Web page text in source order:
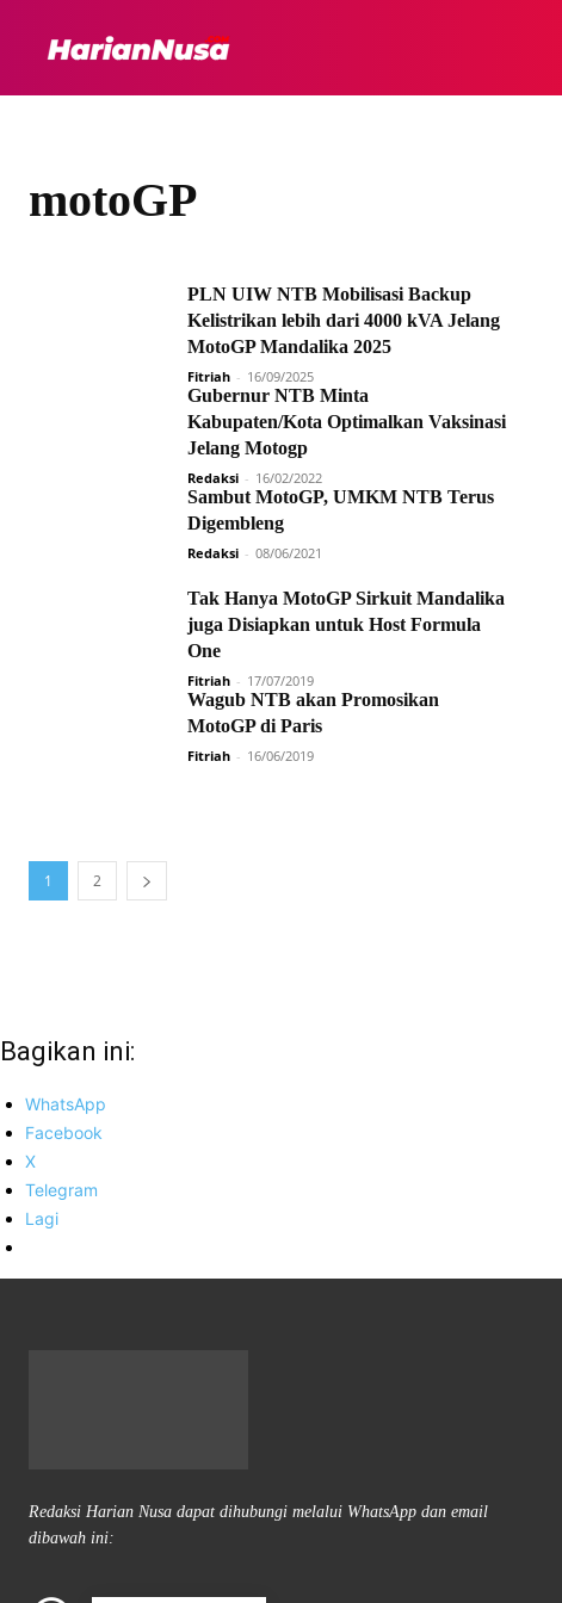
motoGP
PLN UIW NTB Mobilisasi Backup
Kelistrikan lebih dari 4000 kVA Jelang
MotoGP Mandalika 2025
Fitriah - 16/09/2025
Gubernur NTB Minta
Kabupaten/Kota Optimalkan Vaksinasi
Jelang Motogp
Redaksi - 16/02/2022
Sambut MotoGP, UMKM NTB Terus
Digembleng
Redaksi - 08/06/2021
Tak Hanya MotoGP Sirkuit Mandalika
juga Disiapkan untuk Host Formula
One
Fitriah - 17/07/2019
Wagub NTB akan Promosikan
MotoGP di Paris
Fitriah - 16/06/2019
1 2
Bagikan ini:
WhatsApp
Facebook
X
Telegram
Lagi
Redaksi Harian Nusa dapat dihubungi melalui WhatsApp dan email
dibawah ini: